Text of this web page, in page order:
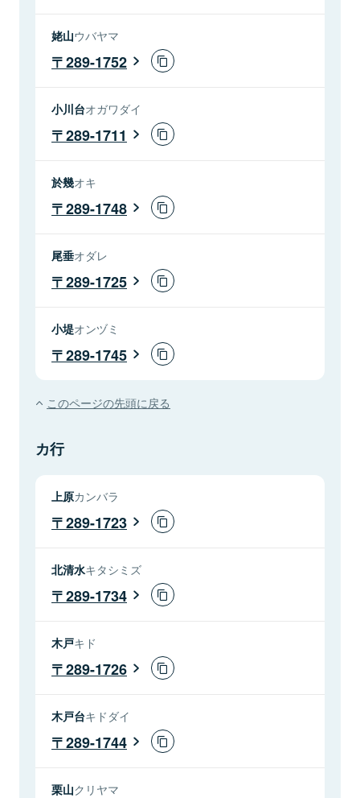
姥山ウバヤマ
289-1752
小川台オガワダイ
289-1711
於幾オキ
289-1748
尾垂オダレ
289-1725
小堤オンヅミ
289-1745
このページの先頭に戻る
カ行
上原カンバラ
289-1723
北清水キタシミズ
289-1734
木戸キド
289-1726
木戸台キドダイ
289-1744
栗山クリヤマ